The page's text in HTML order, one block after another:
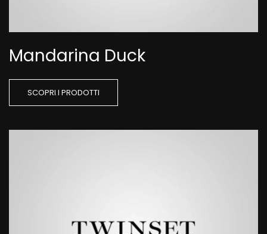
Mandarina Duck
SCOPRI I PRODOTTI